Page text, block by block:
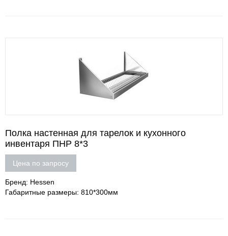
Полка настенная для тарелок и кухонного
инвентаря ПНР 8*3
Цена по запросу
Бренд: Hessen
Габаритные размеры: 810*300мм